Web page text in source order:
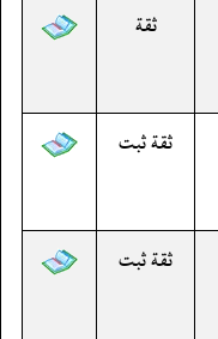
ثقة
ثقة ثبت
ثقة ثبت